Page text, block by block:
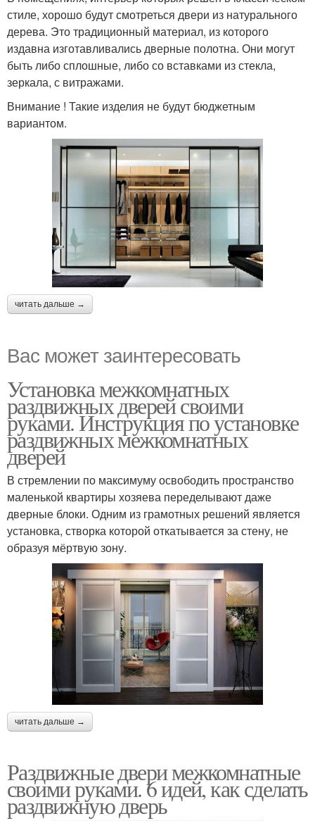
стиле, хорошо будут смотреться двери из натурального
дерева. Это традиционный материал, из которого
издавна изготавливались дверные полотна. Они могут
быть либо сплошные, либо со вставками из стекла,
зеркала, с витражами.
Внимание ! Такие изделия не будут бюджетным
вариантом.
читать дальше →
Вас может заинтересовать
Установка межкомнатных
раздвижных дверей своими
руками. Инструкция по установке
раздвижных межкомнатных
дверей
В стремлении по максимуму освободить пространство
маленькой квартиры хозяева переделывают даже
дверные блоки. Одним из грамотных решений является
установка, створка которой откатывается за стену, не
образуя мёртвую зону.
читать дальше →
Раздвижные двери межкомнатные
своими руками. 6 идей, как сделать
раздвижную дверь